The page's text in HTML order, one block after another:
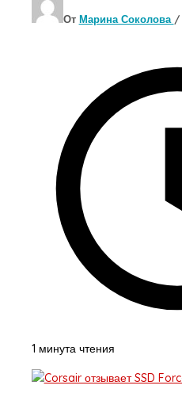
От Марина Соколова /
1 минута чтения